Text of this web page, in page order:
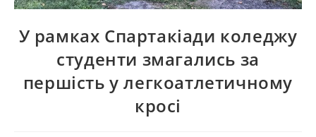
У рамках Спартакіади коледжу
студенти змагались за
першість у легкоатлетичному
кросі